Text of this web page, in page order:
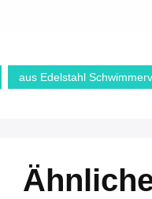
aus Edelstahl